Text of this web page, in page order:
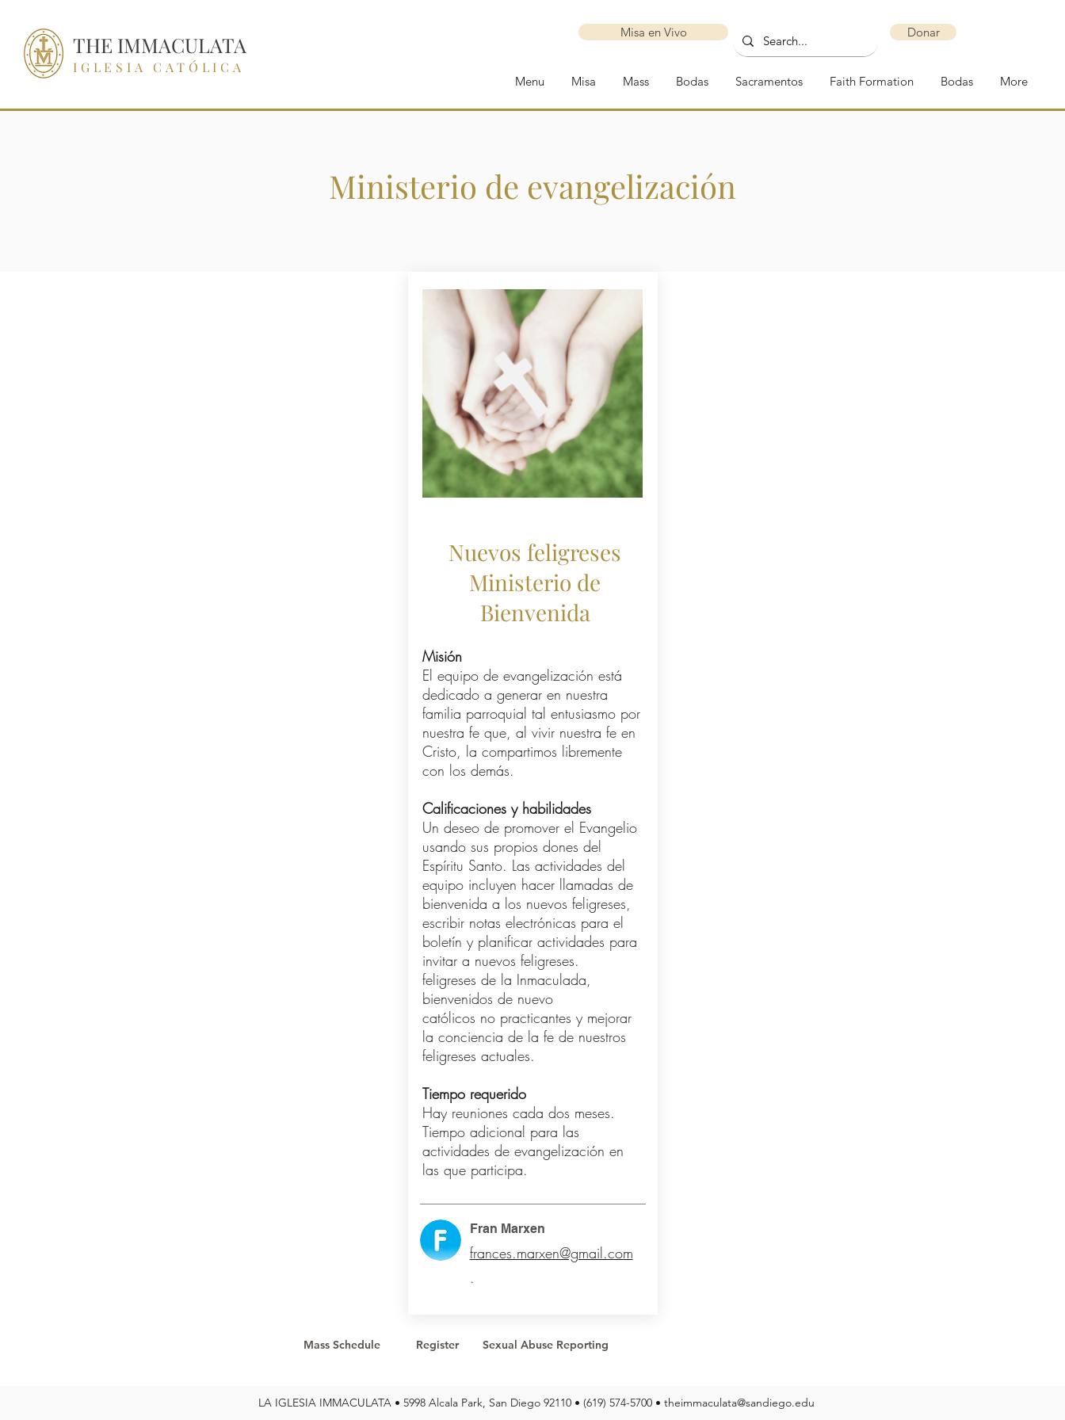
THE IMMACULATA
IGLESIA CATÓLICA
Misa en Vivo Donar
Menu Misa Mass Bodas Sacramentos Faith Formation Bodas More
Ministerio de evangelización
Nuevos feligreses
Ministerio de
Bienvenida
Misión
El equipo de evangelización está
dedicado a generar en nuestra
familia parroquial tal entusiasmo por
nuestra fe que, al vivir nuestra fe en
Cristo, la compartimos libremente
con los demás.
Calificaciones y habilidades
Un deseo de promover el Evangelio
usando sus propios dones del
Espíritu Santo. Las actividades del
equipo incluyen hacer llamadas de
bienvenida a los nuevos feligreses,
escribir notas electrónicas para el
boletín y planificar actividades para
invitar a nuevos feligreses.
feligreses de la Inmaculada,
bienvenidos de nuevo
católicos no practicantes y mejorar
la conciencia de la fe de nuestros
feligreses actuales.
Tiempo requerido
Hay reuniones cada dos meses.
Tiempo adicional para las
actividades de evangelización en
las que participa.
Fran Marxen
frances.marxen@gmail.com
.
Mass Schedule Register Sexual Abuse Reporting
LA IGLESIA IMMACULATA • 5998 Alcala Park, San Diego 92110 • (619) 574-5700 • theimmaculata@sandiego.edu